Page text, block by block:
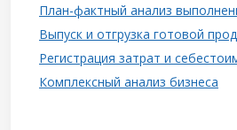
План-фактный анализ
Выпуск и отгрузка готовой
Регистрация затрат и
Комплексный анализ бизнеса